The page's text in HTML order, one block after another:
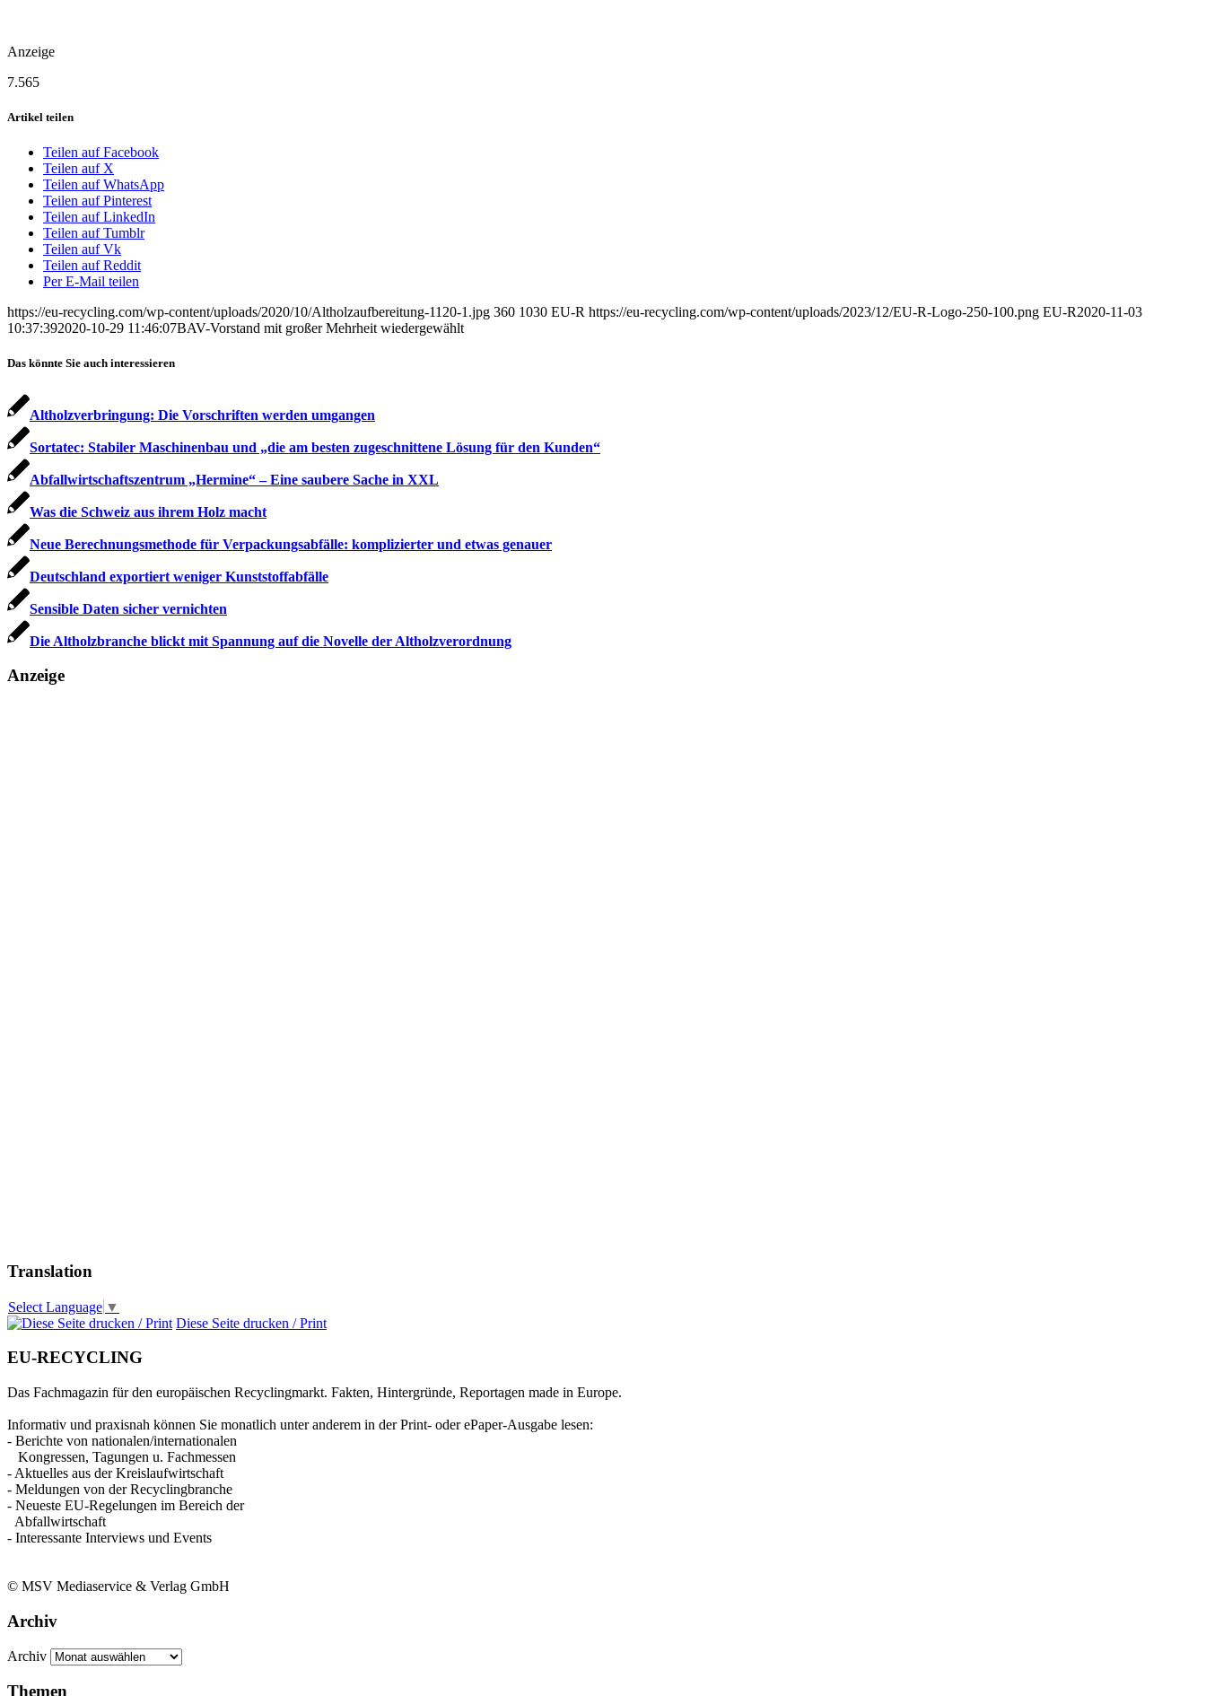
Anzeige
7.565
Artikel teilen
Teilen auf Facebook
Teilen auf X
Teilen auf WhatsApp
Teilen auf Pinterest
Teilen auf LinkedIn
Teilen auf Tumblr
Teilen auf Vk
Teilen auf Reddit
Per E-Mail teilen
https://eu-recycling.com/wp-content/uploads/2020/10/Altholzaufbereitung-1120-1.jpg 360 1030 EU-R https://eu-recycling.com/wp-content/uploads/2023/12/EU-R-Logo-250-100.png EU-R2020-11-03
10:37:392020-10-29 11:46:07BAV-Vorstand mit großer Mehrheit wiedergewählt
Das könnte Sie auch interessieren
Altholzverbringung: Die Vorschriften werden umgangen
Sortatec: Stabiler Maschinenbau und „die am besten zugeschnittene Lösung für den Kunden“
Abfallwirtschaftszentrum „Hermine“ – Eine saubere Sache in XXL
Was die Schweiz aus ihrem Holz macht
Neue Berechnungsmethode für Verpackungsabfälle: komplizierter und etwas genauer
Deutschland exportiert weniger Kunststoffabfälle
Sensible Daten sicher vernichten
Die Altholzbranche blickt mit Spannung auf die Novelle der Altholz­verordnung
Anzeige
Translation
Select Language ▼
Diese Seite drucken / Print
EU-RECYCLING
Das Fachmagazin für den europäischen Recyclingmarkt. Fakten, Hintergründe, Reportagen made in Europe.
Informativ und praxisnah können Sie monatlich unter anderem in der Print- oder ePaper-Ausgabe lesen:
- Berichte von nationalen/internationalen
Kongressen, Tagungen u. Fachmessen
- Aktuelles aus der Kreislaufwirtschaft
- Meldungen von der Recyclingbranche
- Neueste EU-Regelungen im Bereich der
Abfallwirtschaft
- Interessante Interviews und Events
© MSV Mediaservice & Verlag GmbH
Archiv
Archiv
Themen